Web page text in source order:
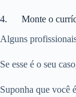
4. Monte o
Alguns
Se esse é o seu
Suponha que você